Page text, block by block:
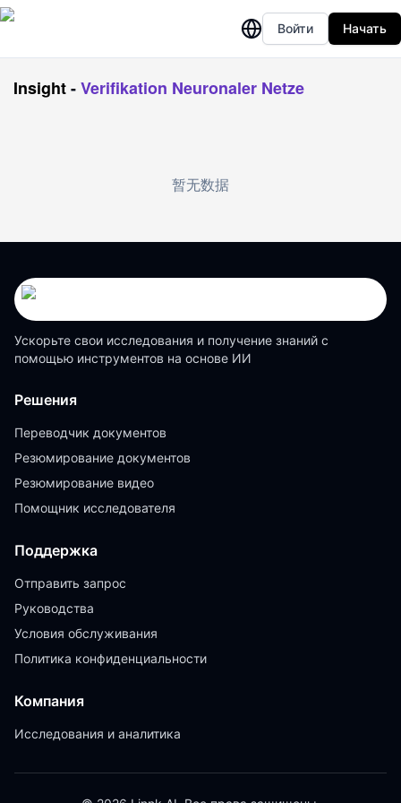
Войти Начать
Insight-Verifikation Neuronaler Netze
暂无数据
Ускорьте свои исследования и получение знаний с
помощью инструментов на основе ИИ
Решения
Переводчик документов
Резюмирование документов
Резюмирование видео
Помощник исследователя
Поддержка
Отправить запрос
Руководства
Условия обслуживания
Политика конфиденциальности
Компания
Исследования и аналитика